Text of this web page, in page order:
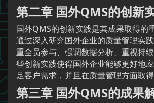
第二章 国外QMS的创新
国外QMS的创新实践是其成果取得的
通过深入研究国外企业的质量管理实
重全员参与、强调数据分析、重视持
些创新实践使得国外企业能够更好地
足客户需求，并且在质量管理方面取得
第三章 国外QMS的成果